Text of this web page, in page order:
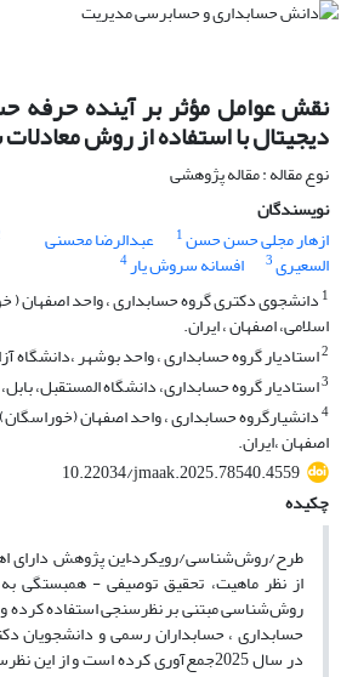
نقش عوامل مؤثر بر آینده حرفه
دیجیتال با استفاده از روش
نوع مقاله : مقاله پژوهشی
نویسندگان
ازهار مجلی حسن حسن1 عبدالرضا محسنی
السعیری3 افسانه سروش یار4
1 دانشجوی دکتری گروه حسابداری ، واحد اصفهان (
اسلامی، اصفهان ، ایران.
2استادیار گروه حسابداری ، واحد بوشهر ،دانشگاه
3استادیار گروه حسابداری، دانشگاه المستقبل،
4دانشیارگروه حسابداری ، واحد اصفهان (خوراسگان)
اصفهان ،ایران.
10.22034/jmaak.2025.78540.4559
چکیده
طرح/روش‌شناسی/رویکرد–این پژوهش دارای
از نظر ماهیت، تحقیق توصیفی - همبستگی
روش‌شناسی مبتنی بر نظرسنجی استفاده کرده و
حسابداری ، حسابداران رسمی و دانشجویان